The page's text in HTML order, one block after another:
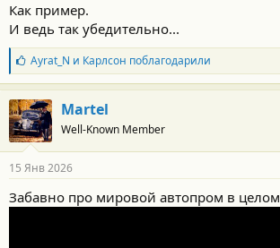
Как пример.
И ведь так убедительно...
Б
л
а
г
о
д
а
н
о
с
Ayrat_N и Карлсон поблагодарили
Martel
Well-Known Member
15 Янв 2026
Забавно про мировой автопром в целом